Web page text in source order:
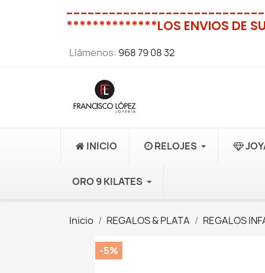
----------------------------
**************LOS ENVIOS DE
Llámenos: 968 79 08 32
INICIO RELOJES
ORO 9 KILATES
Inicio REGALOS & PLATA REGALOS
-5%